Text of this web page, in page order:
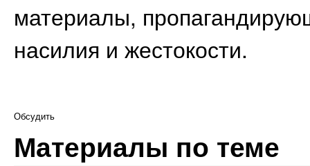
материалы,
насилия и жестокости.
Обсудить
Материалы по теме